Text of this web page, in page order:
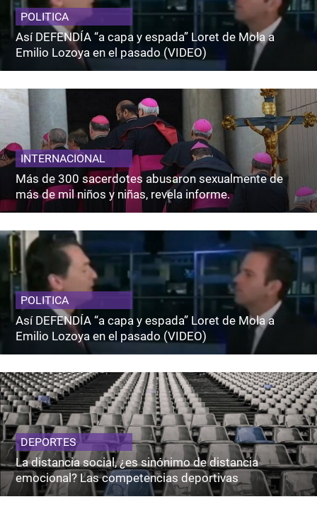
POLITICA
Así DEFENDÍA “a capa y espada” Loret de Mola a
Emilio Lozoya en el pasado (VIDEO)
INTERNACIONAL
Más de 300 sacerdotes abusaron sexualmente de
más de mil niños y niñas, revela informe.
POLITICA
Así DEFENDÍA “a capa y espada” Loret de Mola a
Emilio Lozoya en el pasado (VIDEO)
DEPORTES
La distancia social, ¿es sinónimo de distancia
emocional? Las competencias deportivas